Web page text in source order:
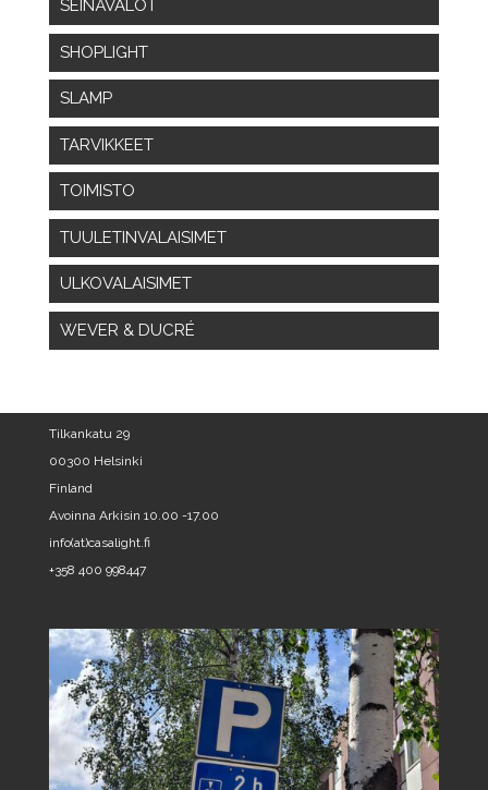
SEINÄVALOT
SHOPLIGHT
SLAMP
TARVIKKEET
TOIMISTO
TUULETINVALAISIMET
ULKOVALAISIMET
WEVER & DUCRÉ
Tilkankatu 29
00300 Helsinki
Finland
Avoinna Arkisin 10.00 -17.00
info(at)casalight.fi
+358 400 998447